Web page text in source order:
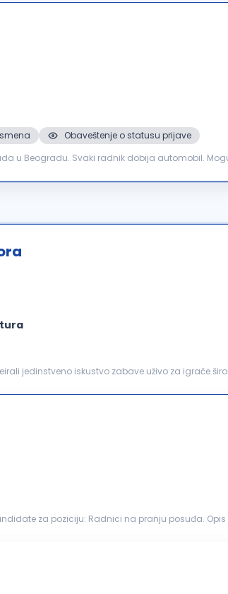
smena
Obaveštenje o statusu prijave
u Beogradu. Svaki radnik dobija automobil.
jedinstveno iskustvo zabave uživo za igrače
Radnici na pranju posuđa. Opis posla: